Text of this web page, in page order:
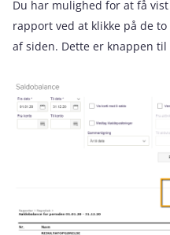
Du har mulighed for at få
rapport ved at klikke på de
af siden. Dette er knappen